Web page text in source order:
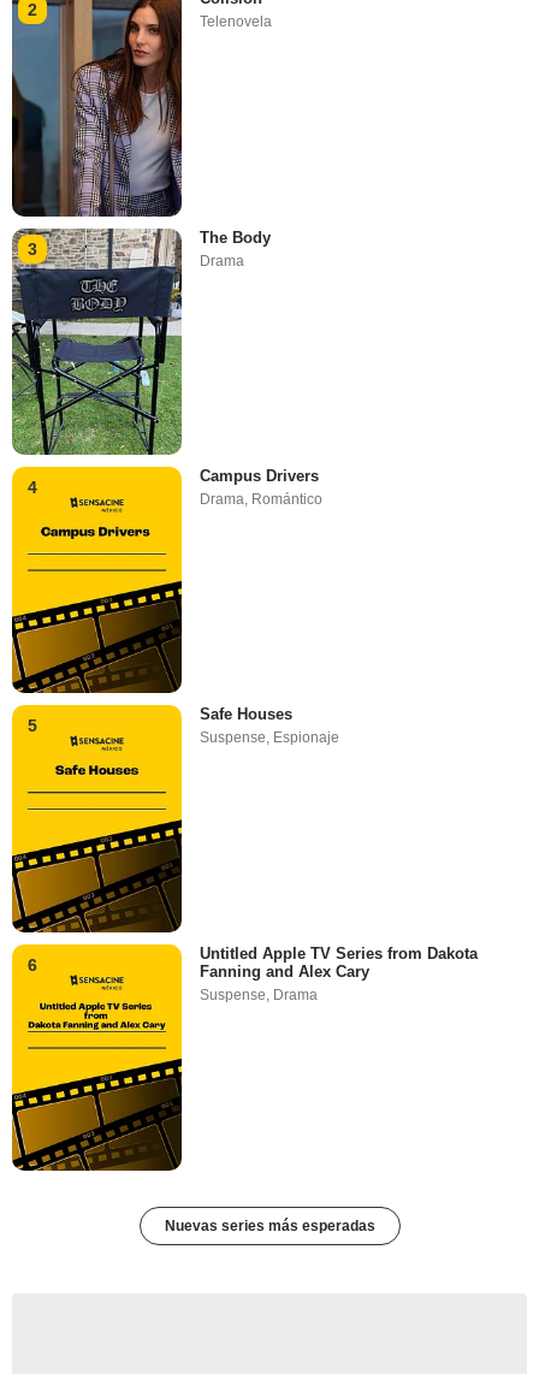
2
Telenovela
3
The Body
Drama
4
Campus Drivers
Drama, Romántico
5
Safe Houses
Suspense, Espionaje
6
Untitled Apple TV Series from Dakota
Fanning and Alex Cary
Suspense Drama
Nuevas series más esperadas